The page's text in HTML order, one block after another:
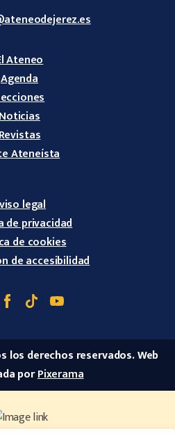
Ateneo
Agenda
Ateneísta
legal
de privacidad
de cookies
de accesibilidad
los derechos reservados. Web
porPixerama